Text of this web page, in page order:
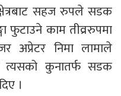
सहज रुपले सडक
फुटाउने काम तीव्ररुपमा
अप्रेटर निमा लामाले
कुनातर्फ सडक
।